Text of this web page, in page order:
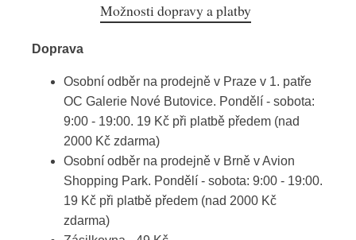
Možnosti dopravy a platby
Doprava
Osobní odběr na prodejně v Praze v 1. patře
OC Galerie Nové Butovice. Pondělí - sobota:
9:00 - 19:00. 19 Kč při platbě předem (nad
2000 Kč zdarma)
Osobní odběr na prodejně v Brně v Avion
Shopping Park. Pondělí - sobota: 9:00 - 19:00.
19 Kč při platbě předem (nad 2000 Kč
zdarma)